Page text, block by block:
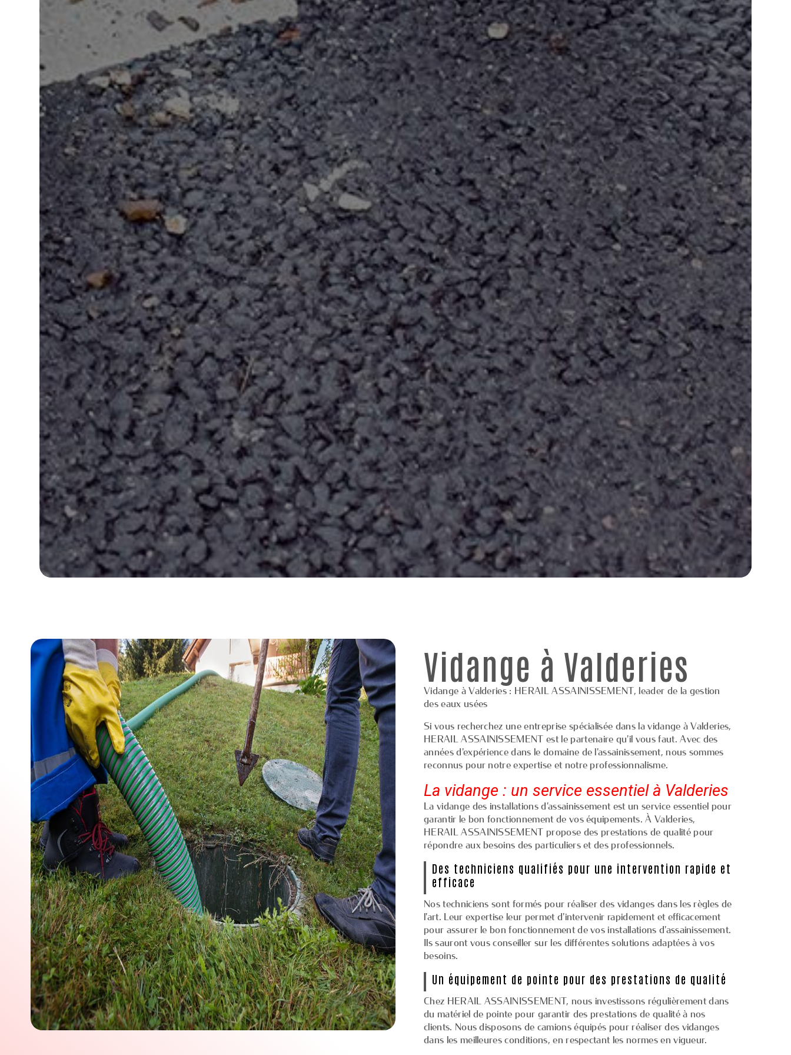
Vidange à Valderies
Vidange à Valderies : HERAIL ASSAINISSEMENT, leader de la gestion
des eaux usées
Si vous recherchez une entreprise spécialisée dans la vidange à Valderies,
HERAIL ASSAINISSEMENT est le partenaire qu'il vous faut. Avec des
années d'expérience dans le domaine de l'assainissement, nous sommes
reconnus pour notre expertise et notre professionnalisme.
La vidange : un service essentiel à Valderies
La vidange des installations d'assainissement est un service essentiel pour
garantir le bon fonctionnement de vos équipements. À Valderies,
HERAIL ASSAINISSEMENT propose des prestations de qualité pour
répondre aux besoins des particuliers et des professionnels.
Des techniciens qualifiés pour une intervention rapide et
efficace
Nos techniciens sont formés pour réaliser des vidanges dans les règles de
l'art. Leur expertise leur permet d'intervenir rapidement et efficacement
pour assurer le bon fonctionnement de vos installations d'assainissement.
Ils sauront vous conseiller sur les différentes solutions adaptées à vos
besoins.
Un équipement de pointe pour des prestations de qualité
Chez HERAIL ASSAINISSEMENT, nous investissons régulièrement dans
du matériel de pointe pour garantir des prestations de qualité à nos
clients. Nous disposons de camions équipés pour réaliser des vidanges
dans les meilleures conditions, en respectant les normes en vigueur.